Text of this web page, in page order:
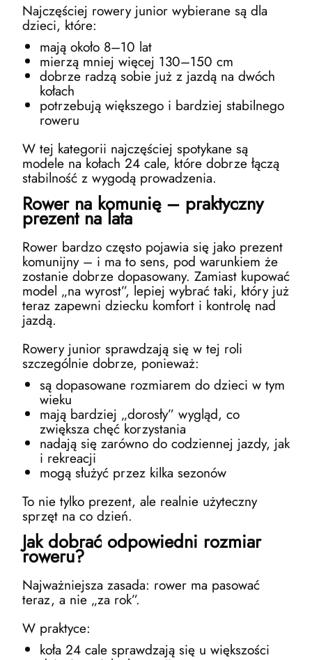
Najczęściej rowery junior wybierane są dla
dzieci, które:
mają około 8–10 lat
mierzą mniej więcej 130–150 cm
dobrze radzą sobie już z jazdą na dwóch
kołach
potrzebują większego i bardziej stabilnego
roweru
W tej kategorii najczęściej spotykane są
modele na kołach 24 cale, które dobrze łączą
stabilność z wygodą prowadzenia.
Rower na komunię – praktyczny
prezent na lata
Rower bardzo często pojawia się jako prezent
komunijny – i ma to sens, pod warunkiem że
zostanie dobrze dopasowany. Zamiast kupować
model „na wyrost”, lepiej wybrać taki, który już
teraz zapewni dziecku komfort i kontrolę nad
jazdą.
Rowery junior sprawdzają się w tej roli
szczególnie dobrze, ponieważ:
są dopasowane rozmiarem do dzieci w tym
wieku
mają bardziej „dorosły” wygląd, co
zwiększa chęć korzystania
nadają się zarówno do codziennej jazdy, jak
i rekreacji
mogą służyć przez kilka sezonów
To nie tylko prezent, ale realnie użyteczny
sprzęt na co dzień.
Jak dobrać odpowiedni rozmiar
roweru?
Najważniejsza zasada: rower ma pasować
teraz, a nie „za rok”.
W praktyce:
koła 24 cale sprawdzają się u większości